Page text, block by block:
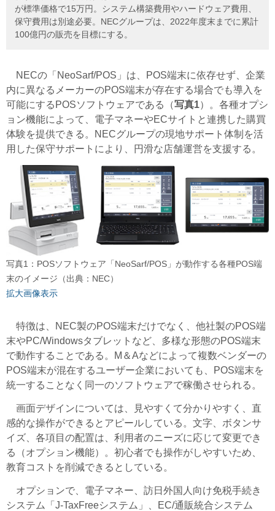
が標準価格で15万円。システム構築費用やハードウェア費用、
保守費用は別途必要。NECグループは、2022年度末までに累計
100億円の販売を目標にする。
NECの「NeoSarf/POS」は、POS端末に依存せず、企業
内に異なるメーカーのPOS端末が存在する場合でも導入を
可能にするPOSソフトウェアである（写真1）。各種オプシ
ョン機能によって、電子マネーやECサイトと連携した購買
体験を提供できる。NECグループの現地サポート体制を活
用した保守サポートにより、円滑な店舗運営を支援する。
写真1：POSソフトウェア「NeoSarf/POS」が動作する各種POS端
末のイメージ（出典：NEC）
拡大画像表示
特徴は、NEC製のPOS端末だけでなく、他社製のPOS端
末やPC/Windowsタブレットなど、多様な形態のPOS端末
で動作することである。M＆Aなどによって複数ベンダーの
POS端末が混在するユーザー企業においても、POS端末を
統一することなく同一のソフトウェアで稼働させられる。
画面デザインについては、見やすくて分かりやすく、直
感的な操作ができるとアピールしている。文字、ボタンサ
イズ、各項目の配置は、利用者のニーズに応じて変更でき
る（オプション機能）。初心者でも操作がしやすいため、
教育コストを削減できるとしている。
オプションで、電子マネー、訪日外国人向け免税手続き
システム「J-TaxFreeシステム」、EC/通販統合システム